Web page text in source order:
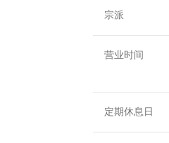
宗派
营业时间
定期休息日